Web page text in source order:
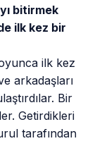
bitirmek
ilk kez bir
ilk kez
arkadaşları
Bir
Getirdikleri
tarafından